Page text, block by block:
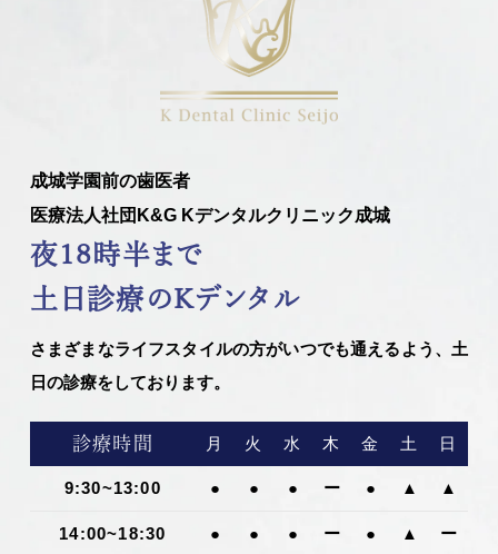
成城学園前の歯医者
医療法人社団K&G Kデンタルクリニック成城
夜18時半まで
土日診療のKデンタル
さまざまなライフスタイルの方がいつでも通えるよう、土
日の診療をしております。
診療時間 月 火 水 木 金 土 日
9:30~13:00 ● ● ● ー ● ▲ ▲
14:00~18:30 ● ● ● ー ● ▲ ー